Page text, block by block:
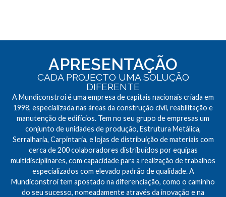
APRESENTAÇÃO
CADA PROJECTO UMA SOLUÇÃO
DIFERENTE
A Mundiconstroi é uma empresa de capitais nacionais criada em
1998, especializada nas áreas da construção civil, reabilitação e
manutenção de edifícios. Tem no seu grupo de empresas um
conjunto de unidades de produção, Estrutura Metálica,
Serralharia, Carpintaria, e lojas de distribuição de materiais com
cerca de 200 colaboradores distribuídos por equipas
multidisciplinares, com capacidade para a realização de trabalhos
especializados com elevado padrão de qualidade. A
Mundiconstroi tem apostado na diferenciação, como o caminho
do seu sucesso, nomeadamente através da inovação e na